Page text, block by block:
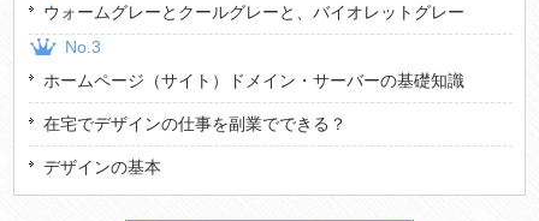
ウォームグレーとクールグレーと、バイオレットグレー
No.3
ホームページ（サイト）ドメイン・サーバーの基礎知識
在宅でデザインの仕事を副業でできる？
デザインの基本